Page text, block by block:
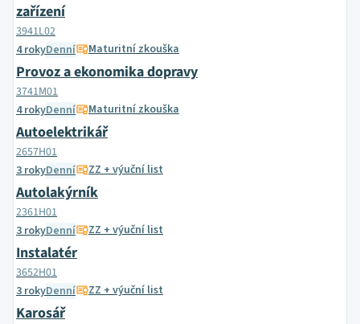
zařízení
3941L02
4 rokyDenní Maturitní zkouška
Provoz a ekonomika dopravy
3741M01
4 rokyDenní Maturitní zkouška
Autoelektrikář
2657H01
3 rokyDenní ZZ + výuční list
Autolakýrník
2361H01
3 rokyDenní ZZ + výuční list
Instalatér
3652H01
3 rokyDenní ZZ + výuční list
Karosář